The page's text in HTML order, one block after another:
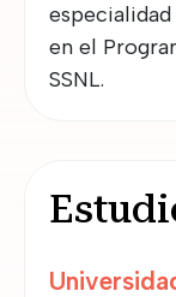
en el
SSNL.